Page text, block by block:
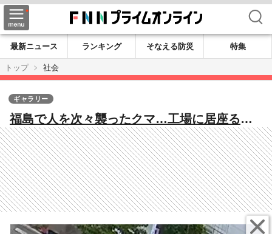
検索
最新ニュース ランキング そなえる防災
特集
トップ
社会
福島で人を次々襲ったクマ…工場に居座るも
麻酔銃が効かず逃走 専門家「捕獲は長期戦
も」 北海道で400kg級巨大ヒグマ出没
ギャラリー